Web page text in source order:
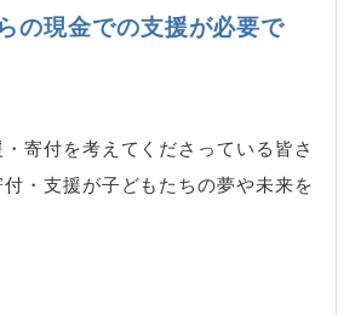
の現金での支援が必要で
寄付を考えてくださっている皆さ
・支援が子どもたちの夢や未来を